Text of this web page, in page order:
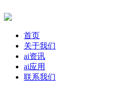
首页
关于我们
ai资讯
ai应用
联系我们